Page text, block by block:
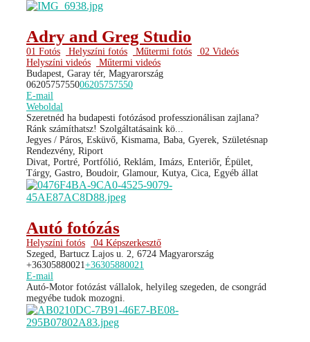
Adry and Greg Studio
01 Fotós Helyszíni fotós Műtermi fotós
02 Videós
Helyszíni videós
Műtermi videós
Budapest, Garay tér, Magyarország
0620575755006205757550
E-mail
Weboldal
Szeretnéd ha budapesti fotózásod professzionálisan zajlana?
Ránk számíthatsz! Szolgáltatásaink kö...
Jegyes / Páros, Esküvő, Kismama, Baba, Gyerek, Születésnap
Rendezvény, Riport
Divat, Portré, Portfólió, Reklám, Imázs, Enteriőr, Épület,
Tárgy, Gastro, Boudoir, Glamour, Kutya, Cica, Egyéb állat
Autó fotózás
Helyszíni fotós
04 Képszerkesztő
Szeged, Bartucz Lajos u. 2, 6724 Magyarország
+36305880021 +36305880021
E-mail
Autó-Motor fotózást vállalok, helyileg szegeden, de csongrád
megyébe tudok mozogni.